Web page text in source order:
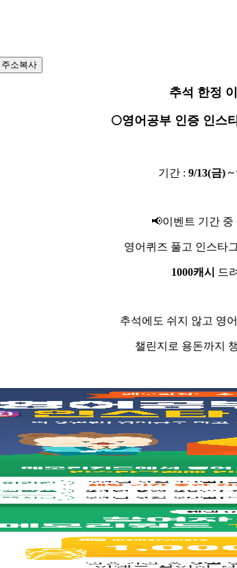
주소복사
추석 한정
🌕영어공부 인증 인스
기간 : 9/13(금) ~
📢이벤트 기간 중
영어퀴즈 풀고 인스타
1000캐시 드
추석에도 쉬지 않고 영
챌린지로 용돈까지